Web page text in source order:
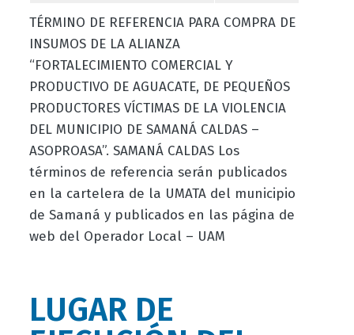
TÉRMINO DE REFERENCIA PARA COMPRA DE
INSUMOS DE LA ALIANZA
“FORTALECIMIENTO COMERCIAL Y
PRODUCTIVO DE AGUACATE, DE PEQUEÑOS
PRODUCTORES VÍCTIMAS DE LA VIOLENCIA
DEL MUNICIPIO DE SAMANÁ CALDAS –
ASOPROASA”. SAMANÁ CALDAS Los
términos de referencia serán publicados
en la cartelera de la UMATA del municipio
de Samaná y publicados en las página de
web del Operador Local – UAM
LUGAR DE